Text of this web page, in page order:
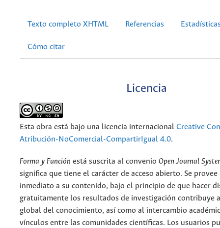
Texto completo XHTML Referencias
Cómo citar
Licencia
Esta obra está bajo una licencia internacional Creative
Atribución-NoComercial-CompartirIgual 4.0.
Forma y Función está suscrita al convenio Open Journal
significa que tiene el carácter de acceso abierto. Se provee
inmediato a su contenido, bajo el principio de que hacer
gratuitamente los resultados de investigación contribuye
global del conocimiento, así como al intercambio
vínculos entre las comunidades científicas. Los usuarios